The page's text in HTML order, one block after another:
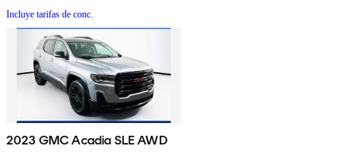
Incluye tarifas de conc.
2023 GMC Acadia SLE AWD